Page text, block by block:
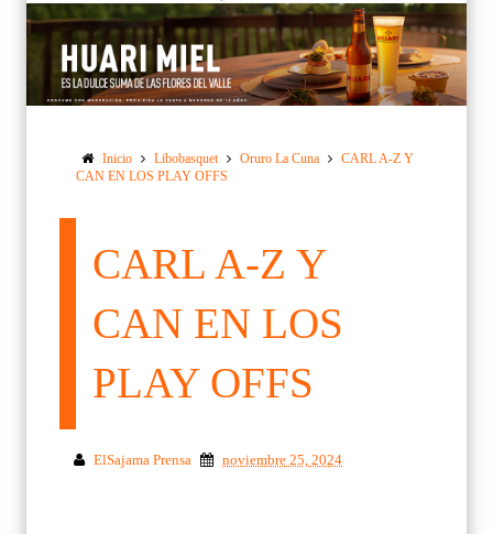
Inicio Libobasquet Oruro La Cuna
CARL A-Z Y
CAN EN LOS PLAY OFFS
CARL A-Z Y
CAN EN LOS
PLAY OFFS
ElSajama Prensa noviembre 25, 2024